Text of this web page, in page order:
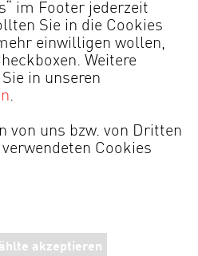
Fragen
im Footer jederzeit
Sie in die Cookies
einwilligen wollen,
Weitere
in unseren
.
von uns bzw. von Dritten
Cookies
akzeptieren